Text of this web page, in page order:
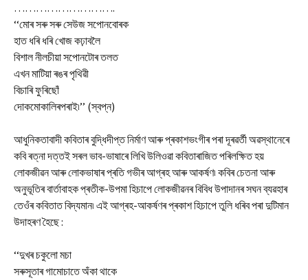
……………………….
‘‘মোৰ সৰু সৰু সেউজ সপোনবোৰক
হাত ধৰি ধৰি খোজ কঢ়াবলৈ
বিশাল নীলচীয়া সপোনটোৰ তলত
এখন মাটিয়া ৰঙৰ পৃথিৱী
বিচাৰি ফুৰিছোঁ
দোকমোকালিৰপৰাই৷’’ (স্বপ্ন)
আধুনিকতাবাদী কবিতাৰ বুদ্ধিদীপ্ত নিৰ্মাণ আৰু প্ৰকাশভংগীৰ পৰা দূৰৱৰ্তী অৱস্থানেৰে
কবি ৰত্না দত্তই সৰল ভাব-ভাষাৰে লিখি উলিওৱা কবিতাৰাজিত পৰিলক্ষিত হয়
লোকজীৱন আৰু লোকভাষাৰ প্ৰতি গভীৰ আগ্ৰহ আৰু আকৰ্ষণ৷ কবিৰ চেতনা আৰু
অনুভূতিৰ বাৰ্তাবাহক প্ৰতীক-উপমা হিচাপে লোকজীৱনৰ বিবিধ উপাদানৰ সঘন ব্যৱহাৰ
তেওঁৰ কবিতাত বিদ্যমান৷ এই আগ্ৰহ-আকৰ্ষণৰ প্ৰকাশ হিচাপে তুলি ধৰিব পৰা দুটিমান
উদাহৰণ হৈছে :
‘‘দুখৰ চকুলো মচা
সৰুসূতাৰ গামোচাতে অঁকা থাকে